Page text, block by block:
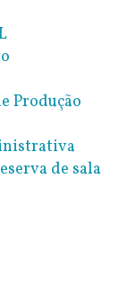
Produção
de sala